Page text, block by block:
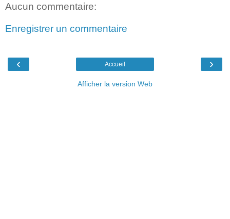
Aucun commentaire:
Enregistrer un commentaire
‹ ›
Accueil
Afficher la version Web